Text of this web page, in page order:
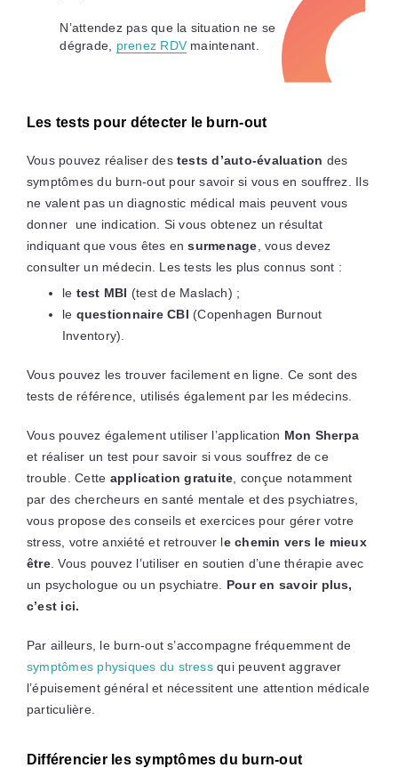
N’attendez pas que la situation ne se
dégrade, prenez RDV maintenant.
Les tests pour détecter le burn-out
Vous pouvez réaliser destests d’auto-évaluation des
symptômes du burn-out pour savoir si vous en souffrez. Ils
ne valent pas un diagnostic médical mais peuvent vous
donner une indication. Si vous obtenez un résultat
indiquant que vous êtes en surmenage , vous devez
consulter un médecin. Les tests les plus connus sont :
le test MBI (test de Maslach) ;
le questionnaire CBI (Copenhagen Burnout
Inventory).
Vous pouvez les trouver facilement en ligne. Ce sont des
tests de référence, utilisés également par les médecins.
Vous pouvez également utiliser l’application Mon Sherpa
et réaliser un test pour savoir si vous souffrez de ce
trouble. Cette application gratuite , conçue notamment
par des chercheurs en santé mentale et des psychiatres,
vous propose des conseils et exercices pour gérer votre
stress, votre anxiété et retrouver le chemin vers le mieux
être. Vous pouvez l’utiliser en soutien d’une thérapie avec
un psychologue ou un psychiatre. Pour en savoir plus,
c’est ici.
Par ailleurs, le burn-out s’accompagne fréquemment de
symptômes physiques du stressqui peuvent aggraver
l’épuisement général et nécessitent une attention médicale
particulière.
Différencier les symptômes du burn-out